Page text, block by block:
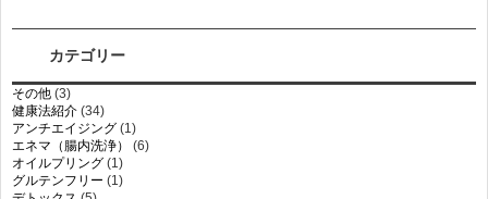
カテゴリー
その他 (3)
健康法紹介 (34)
アンチエイジング (1)
エネマ（腸内洗浄）
(6)
オイルプリング (1)
グルテンフリー (1)